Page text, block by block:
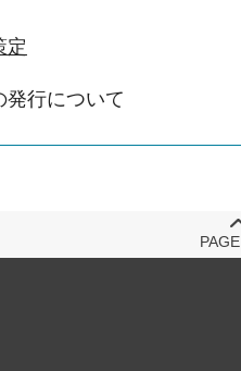
定
発行について